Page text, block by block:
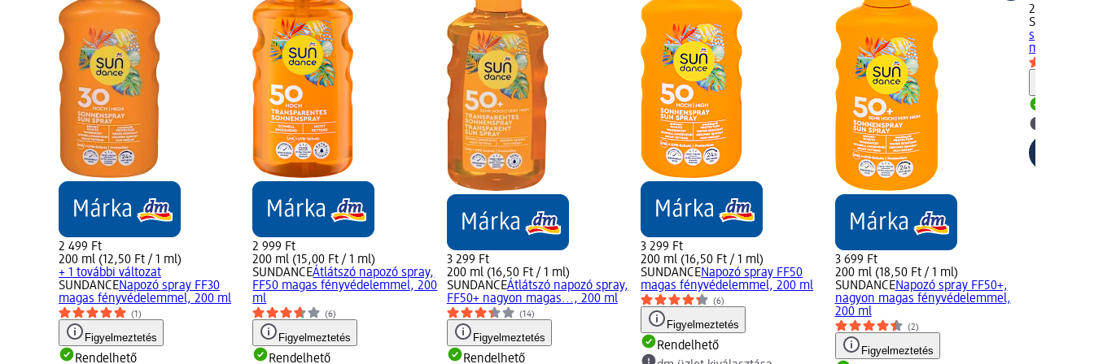
2 499 Ft
200 ml (12,50 Ft / 1 ml)
+ 1 további változat
SUNDANCENapozó spray FF30
magas fényvédelemmel, 200 ml
(1)
Figyelmeztetés
Rendelhető
2 999 Ft
200 ml (15,00 Ft / 1 ml)
SUNDANCEÁtlátszó napozó spray,
FF50 magas fényvédelemmel, 200
ml
(6)
Figyelmeztetés
Rendelhető
3 299 Ft
200 ml (16,50 Ft / 1 ml)
SUNDANCEÁtlátszó napozó spray,
FF50+ nagyon magas..., 200 ml
(14)
Figyelmeztetés
Rendelhető
3 299 Ft
200 ml (16,50 Ft / 1 ml)
SUNDANCENapozó spray FF50
magas fényvédelemmel, 200 ml
(6)
Figyelmeztetés
Rendelhető
3 699 Ft
200 ml (18,50 Ft / 1 ml)
SUNDANCENapozó spray FF50+,
nagyon magas fényvédelemmel,
200 ml
(2)
Figyelmeztetés
200 ml
SUNDANCE
ml